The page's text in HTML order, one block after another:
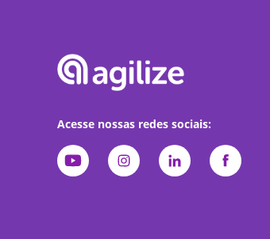
Acesse nossas redes sociais: